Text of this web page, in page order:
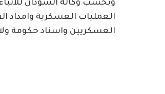
وبحسب وكالة السودان
العمليات العسكرية وامداد
العسكريين واسناد حكومة